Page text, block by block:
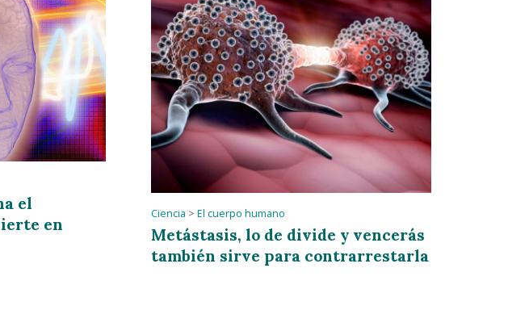
el
en
Ciencia > El cuerpo humano
Metástasis, lo de divide y vencerás
también sirve para contrarrestarla